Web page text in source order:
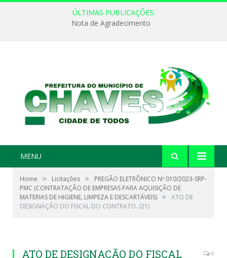
ÚLTIMAS PUBLICAÇÕES:
Nota de Agradecimento
MENU
Home » Licitações »
PREGÃO ELETRÔNICO Nº 010/2023-SRP-
PMC (CONTRATAÇÃO DE EMPRESAS PARA AQUISIÇÃO DE
MATERIAS DE HIGIENE, LIMPEZA E DESCARTÁVEIS) »
ATO DE
DESIGNAÇÃO DO FISCAL DO CONTRATO. (21)
ATO DE DESIGNAÇÃO DO FISCAL
0